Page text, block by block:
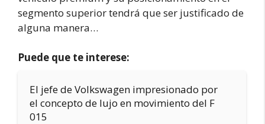
segmento superior tendrá que ser justificado de
alguna manera…
Puede que te interese:
El jefe de Volkswagen impresionado por
el concepto de lujo en movimiento del F
015